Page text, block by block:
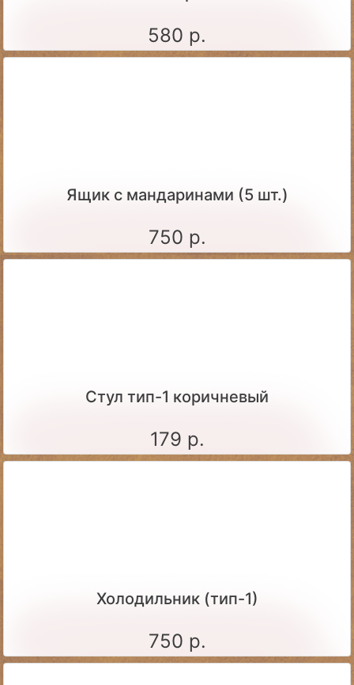
580 р.
Ящик c мандаринами (5 шт.)
750 р.
Стул тип-1 коричневый
179 р.
Холодильник (тип-1)
750 р.